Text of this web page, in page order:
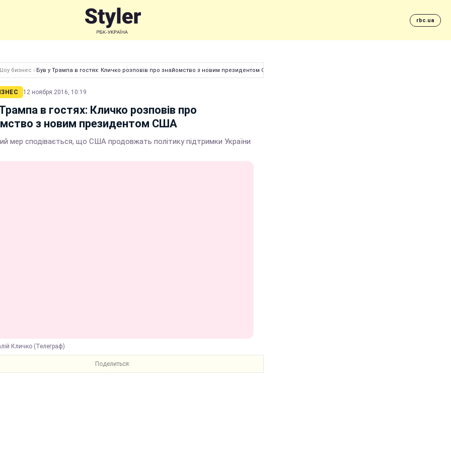
rbc.ua
бизнес › Був у Трампа в гостях: Кличко розповів про знайомство з новим президентом США
12 ноября 2016, 10:19
в гостях: Кличко розповів про
з новим президентом США
мер сподівається, що США продовжать політику підтримки України
Кличко (Телеграф)
Поделиться: